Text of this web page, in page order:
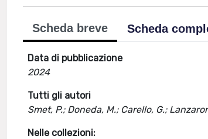
Scheda breve Scheda
Data di pubblicazione
2024
Tutti gli autori
Smet, P.; Doneda, M.; Carello, G.;
Nelle collezioni: